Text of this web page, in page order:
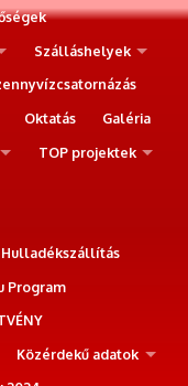
Szálláshelyek
Oktatás
Galéria
TOP projektek
Hulladékszállítás
Program
Közérdekű adatok